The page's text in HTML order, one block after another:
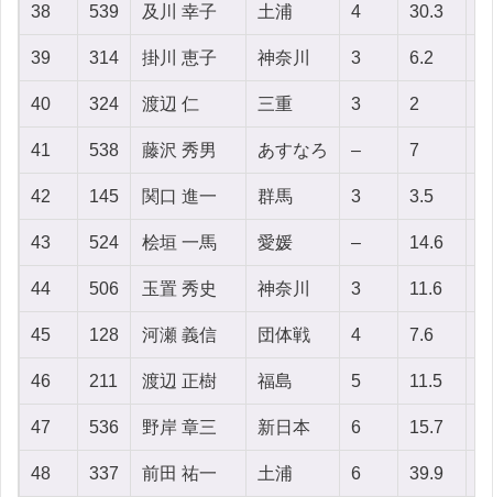
38 539 及川 幸子 土浦 4 30.3
39 314 掛川 恵子 神奈川 3 6.2
40 324 渡辺 仁 三重 3 2
41 538 藤沢 秀男 あすなろ – 7
42 145 関口 進一 群馬 3 3.5
43 524 桧垣 一馬 愛媛 – 14.6
44 506 玉置 秀史 神奈川 3 11.6
45 128 河瀬 義信 団体戦 4 7.6
46 211 渡辺 正樹 福島 5 11.5
47 536 野岸 章三 新日本 6 15.7
48 337 前田 祐一 土浦 6 39.9